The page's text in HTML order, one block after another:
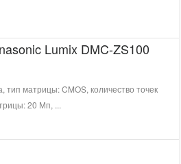
Lumix DMC-ZS100
тип матрицы: CMOS, количество точек
20 Мп, ...